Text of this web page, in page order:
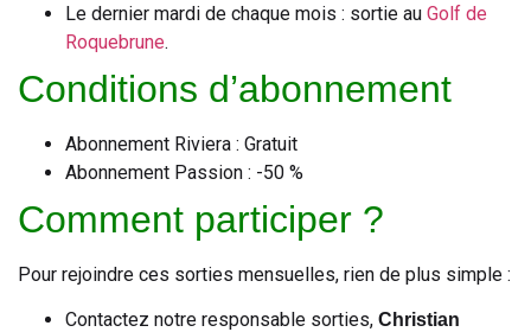
Le dernier mardi de chaque mois : sortie au Golf de
Roquebrune.
Conditions d’abonnement
Abonnement Riviera : Gratuit
Abonnement Passion : -50 %
Comment participer ?
Pour rejoindre ces sorties mensuelles, rien de plus simple :
Contactez notre responsable sorties, Christian